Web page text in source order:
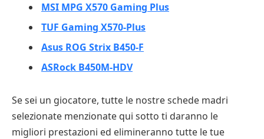
MSI MPG X570 Gaming Plus
TUF Gaming X570-Plus
Asus ROG Strix B450-F
ASRock B450M-HDV
Se sei un giocatore, tutte le nostre schede madri
selezionate menzionate qui sotto ti daranno le
migliori prestazioni ed elimineranno tutte le tue